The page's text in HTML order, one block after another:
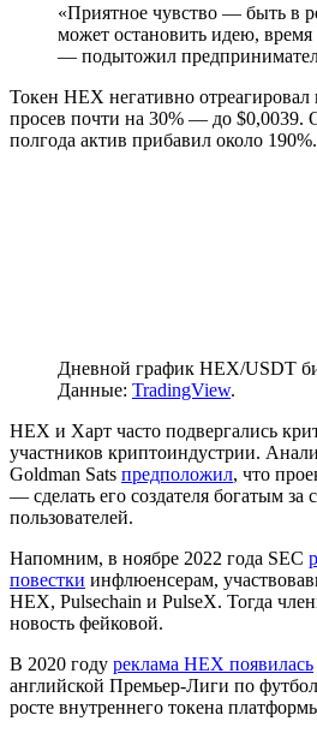
«Приятное чувство — быть в
может остановить идею,
— подытожил
Токен HEX негативно отреагировал
просев почти на 30% — до $0,0039.
полгода актив прибавил около 190%.
Дневной график HEX/USDT
Данные: TradingView.
HEX и Харт часто подвергались
участников криптоиндустрии.
Goldman Sats предположил, что
— сделать его создателя богатым за
пользователей.
Напомним, в ноябре 2022 года SEC
повестки инфлюенсерам,
HEX, Pulsechain и PulseX. Тогда
новость фейковой.
В 2020 году реклама HEX появилась
английской Премьер-Лиги по
росте внутреннего токена